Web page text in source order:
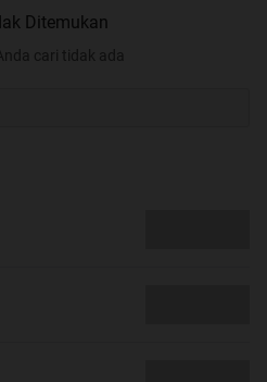
Ditemukan
cari tidak ada